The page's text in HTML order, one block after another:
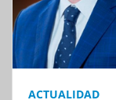
ACTUALIDAD